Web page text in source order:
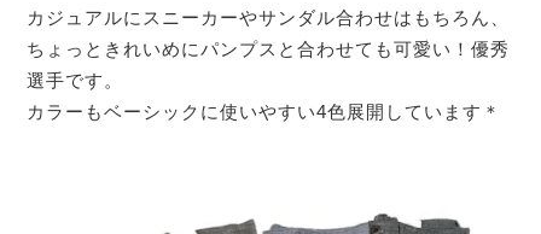
カジュアルにスニーカーやサンダル合わせはもちろん、
ちょっときれいめにパンプスと合わせても可愛い！優秀
選手です。
カラーもベーシックに使いやすい4色展開しています＊